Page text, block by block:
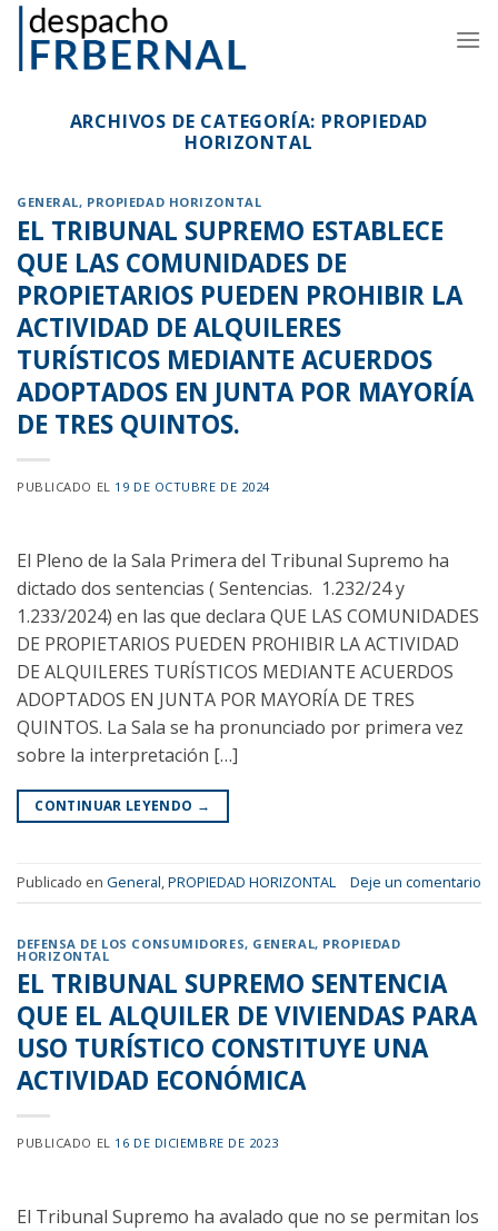
Skip
content
ARCHIVOS DE CATEGORÍA: PROPIEDAD
HORIZONTAL
GENERAL, PROPIEDAD HORIZONTAL
EL TRIBUNAL SUPREMO ESTABLECE
QUE LAS COMUNIDADES DE
PROPIETARIOS PUEDEN PROHIBIR LA
ACTIVIDAD DE ALQUILERES
TURÍSTICOS MEDIANTE ACUERDOS
ADOPTADOS EN JUNTA POR MAYORÍA
DE TRES QUINTOS.
PUBLICADO EL 19 DE OCTUBRE DE 2024
El Pleno de la Sala Primera del Tribunal Supremo ha
dictado dos sentencias ( Sentencias. 1.232/24 y
1.233/2024) en las que declara QUE LAS COMUNIDADES
DE PROPIETARIOS PUEDEN PROHIBIR LA ACTIVIDAD
DE ALQUILERES TURÍSTICOS MEDIANTE ACUERDOS
ADOPTADOS EN JUNTA POR MAYORÍA DE TRES
QUINTOS. La Sala se ha pronunciado por primera vez
sobre la interpretación […]
CONTINUAR LEYENDO →
Publicado en General,PROPIEDAD HORIZONTAL Deje un comentario
DEFENSA DE LOS CONSUMIDORES, GENERAL, PROPIEDAD
HORIZONTAL
EL TRIBUNAL SUPREMO SENTENCIA
QUE EL ALQUILER DE VIVIENDAS PARA
USO TURÍSTICO CONSTITUYE UNA
ACTIVIDAD ECONÓMICA
PUBLICADO EL 16 DE DICIEMBRE DE 2023
El Tribunal Supremo ha avalado que no se permitan los